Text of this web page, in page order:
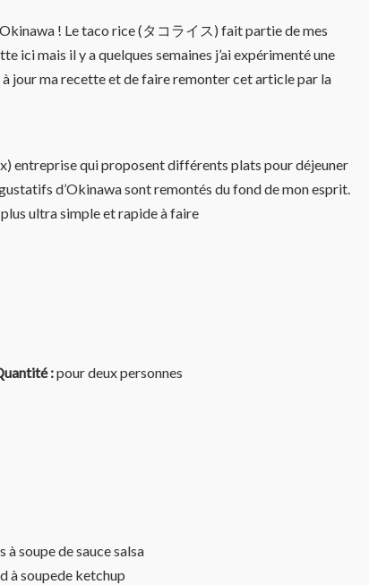
! Letaco rice(タコライス) fait partie de mes
ici mais il y a quelques semaines j’ai expérimenté une
jour ma recette et de faire remonter cet article par la
entreprise qui proposent différents plats pour déjeuner
d’Okinawa sont remontés du fond de mon esprit.
ultra simple et rapide à faire
:pour deux personnes
à soupe de sauce salsa
à soupede ketchup